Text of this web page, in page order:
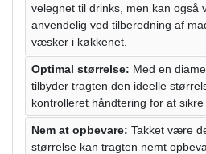
velegnet til drinks, men kan også
anvendelig ved tilberedning af
væsker i køkkenet.
Optimal størrelse: Med en
tilbyder tragten den ideelle
kontrolleret håndtering for at
Nem at opbevare: Takket være
størrelse kan tragten nemt